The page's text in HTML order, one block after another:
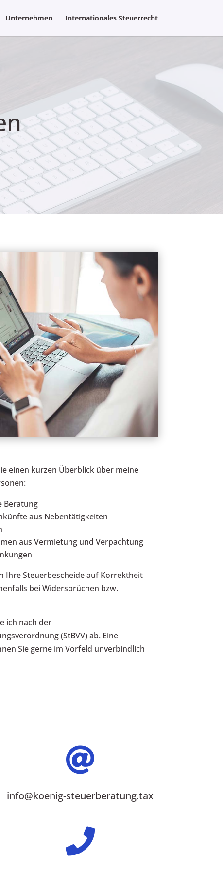
Unternehmen Internationales Steuerrecht
einen kurzen Überblick über meine
Beratung
aus Nebentätigkeiten
aus Vermietung und Verpachtung
Ihre Steuerbescheide auf Korrektheit
bei Widersprüchen bzw.
ich nach der
(StBVV) ab. Eine
Sie gerne im Vorfeld unverbindlich

info@koenig-steuerberatung.tax
